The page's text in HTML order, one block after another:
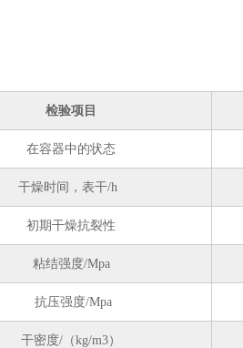
检验项目
在容器中的状态
干燥时间，表干/h
初期干燥抗裂性
粘结强度/Mpa
抗压强度/Mpa
干密度/（kg/m3）